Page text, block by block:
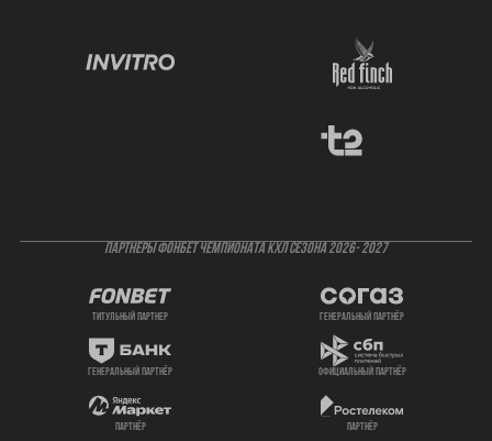
ПАРТНЕРЫ ФОНБЕТ ЧЕМПИОНАТА КХЛ СЕЗОНА 2026- 2027
титульный партнер генеральный партнёр
генеральный партнёр официальный партнёр
партнёр партнёр